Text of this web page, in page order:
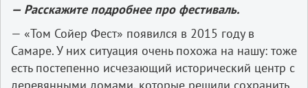
— Расскажите подробнее про фестиваль.
— «Том Сойер Фест» появился в 2015 году в
Самаре. У них ситуация очень похожа на нашу: тоже
есть постепенно исчезающий исторический центр с